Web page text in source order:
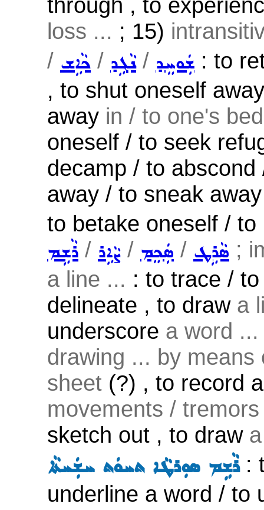
loss ... ; 15)
/ ܟܵܐܹܫ / ܢܵܓܹܕ/ ܫܲܘܚܸܕ : to
, to shut oneself
away in / to one's
oneself / to seek
decamp / to
away / to sneak
to betake oneself /
ܪܵܫܹܡ / ܨܵܐܹܪ / ܣܲܟܸܡ / ܣܵܪܹܛ ;
a line ... : to trace /
delineate , to draw a
underscore a word
drawing ... by
sheet (?) , to record
movements /
sketch out , to draw
ܪܵܫܹܡ ܣܘܼܪܛܵܐ ܬܚܘܿܬ ܚܫܲܚܬܵܐ:
underline a word /